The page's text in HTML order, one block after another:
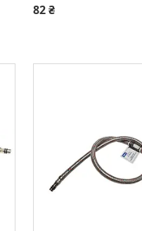
82 ₴